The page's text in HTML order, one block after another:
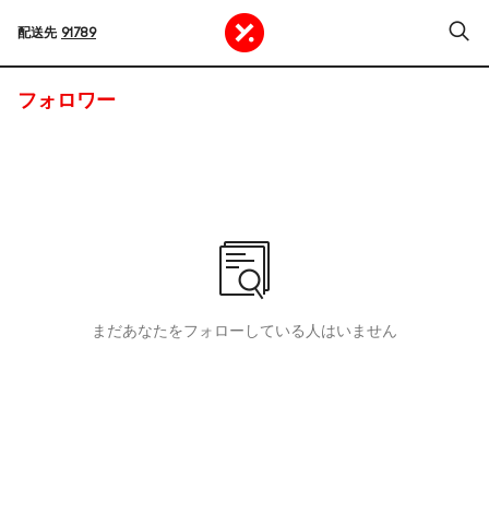
配送先 91789
フォロワー
まだあなたをフォローしている人はいません